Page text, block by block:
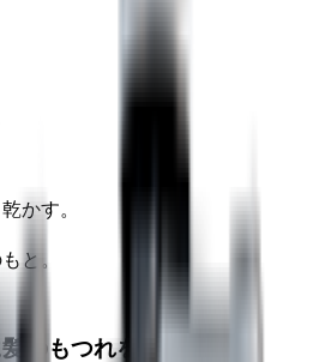
かす。
と。
のもつれをとる